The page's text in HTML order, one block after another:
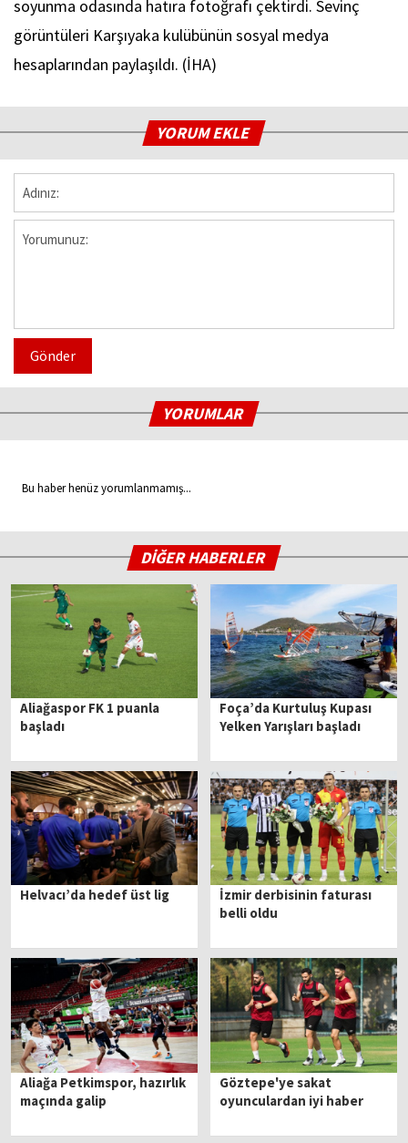
soyunma odasında hatıra fotoğrafı çektirdi. Sevinç
görüntüleri Karşıyaka kulübünün sosyal medya
hesaplarından paylaşıldı. (İHA)
YORUM EKLE
Gönder
YORUMLAR
Bu haber henüz yorumlanmamış...
DİĞER HABERLER
Aliağaspor FK 1 puanla
başladı
Foça’da Kurtuluş Kupası
Yelken Yarışları başladı
Helvacı’da hedef üst lig
İzmir derbisinin faturası
belli oldu
Aliağa Petkimspor, hazırlık
maçında galip
Göztepe'ye sakat
oyunculardan iyi haber